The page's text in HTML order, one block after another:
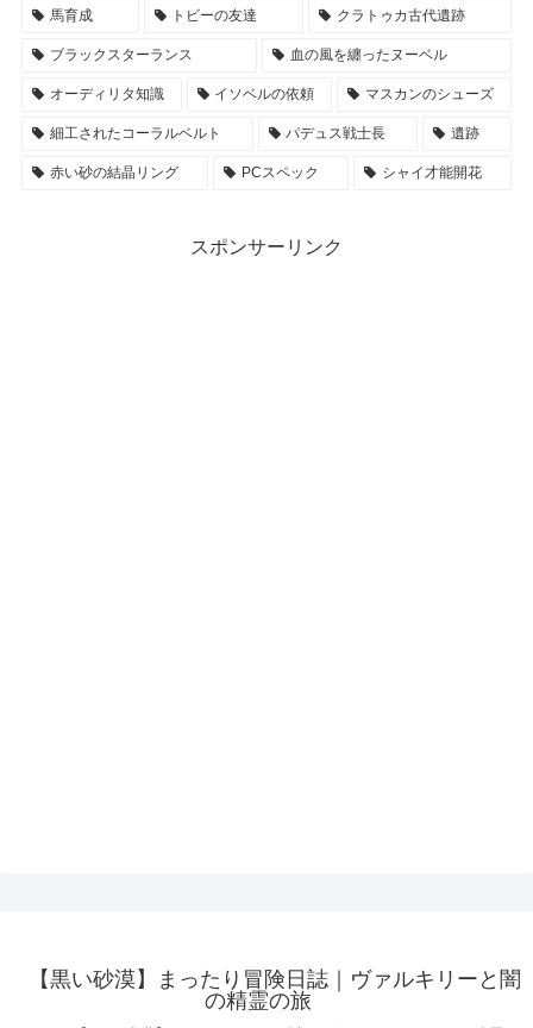
馬育成 トビーの友達 クラトゥカ古代遺跡
ブラックスターランス 血の風を纏ったヌーベル
オーディリタ知識 イソベルの依頼 マスカンのシューズ
細工されたコーラルベルト パデュス戦士長 遺跡
赤い砂の結晶リング PCスペック シャイ才能開花
スポンサーリンク
【黒い砂漠】まったり冒険日誌｜ヴァルキリーと闇
の精霊の旅